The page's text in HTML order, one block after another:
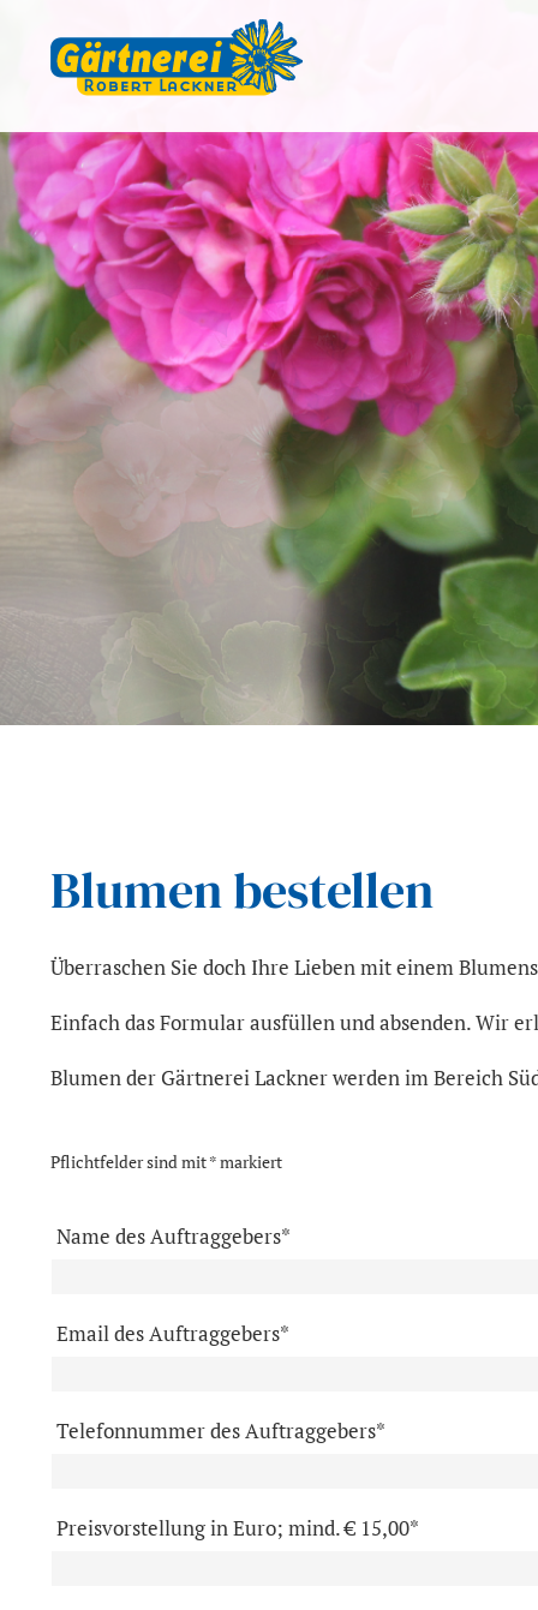
Blumen bestellen
Überraschen Sie doch Ihre Lieben mit einem
Einfach das Formular ausfüllen und absenden. Wir
Blumen der Gärtnerei Lackner werden im Bereich
Pflichtfelder sind mit * markiert
Name des Auftraggebers*
Email des Auftraggebers*
Telefonnummer des Auftraggebers*
Preisvorstellung in Euro; mind. € 15,00*